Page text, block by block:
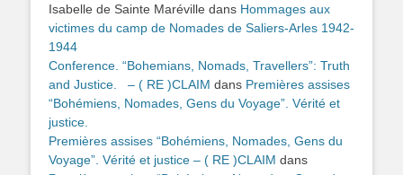
Isabelle de Sainte Maréville dans Hommages aux
victimes du camp de Nomades de Saliers-Arles 1942-
1944
Conference. “Bohemians, Nomads, Travellers”: Truth
and Justice. – ( RE )CLAIM dans Premières assises
“Bohémiens, Nomades, Gens du Voyage”. Vérité et
justice.
Premières assises “Bohémiens, Nomades, Gens du
Voyage”. Vérité et justice – ( RE )CLAIM dans